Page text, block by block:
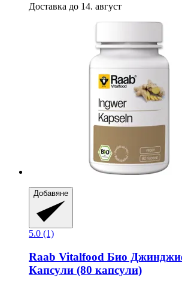
Доставка до 14. август
Добавяне
5.0 (1)
Raab Vitalfood Био
Капсули (80 капсули)